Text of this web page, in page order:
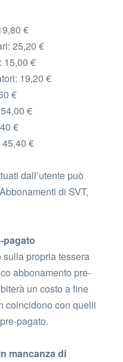
€
25,20 €
15,00 €
19,20 €
€
€
€
€
dall’utente può
di SVT,
pagato
sulla propria tessera
abbonamento pre-
un costo a fine
coincidono con quelli
pagato.
mancanza di